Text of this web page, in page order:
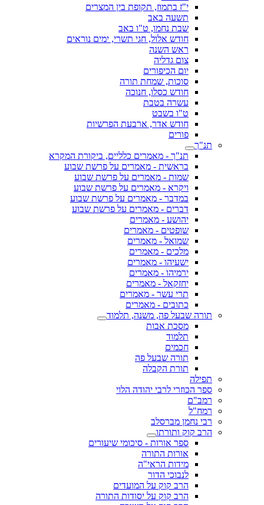
י"ז בתמוז, תקופת בין המצרים
תשעה באב
שבת נחמו, ט"ו באב
חודש אלול, חגי תשרי, ימים נוראים
ראש השנה
צום גדליה
יום הכיפורים
סוכות, שמחת תורה
חודש כסלו, חנוכה
עשרה בטבת
ט"ו בשבט
חודש אדר, ארבעת הפרשיות
פורים
תנ"ך
תנ"ך - מאמרים כלליים, ביקורת המקרא
בראשית - מאמרים על פרשת שבוע
שמות - מאמרים על פרשת שבוע
ויקרא - מאמרים על פרשת שבוע
במדבר - מאמרים על פרשת שבוע
דברים - מאמרים על פרשת שבוע
יהושע - מאמרים
שופטים - מאמרים
שמואל - מאמרים
מלכים - מאמרים
ישעיהו - מאמרים
ירמיהו - מאמרים
יחזקאל - מאמרים
תרי עשר - מאמרים
כתובים - מאמרים
תורה שבעל פה, משנה, תלמוד
מסכת אבות
תלמוד
חכמים
תורה שבעל פה
תורת הקבלה
תפילה
ספר הכוזרי לרבי יהודה הלוי
רמב"ם
רמח"ל
רבי נחמן מברסלב
הרב קוק ותורתו
ספר אורות - סיכומי שיעורים
אורות התורה
מידות הראי"ה
לנבוכי הדור
הרב קוק על המועדים
הרב קוק על יסודות התורה